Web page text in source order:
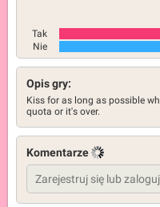
Tak
Nie
Opis gry:
Kiss for as long as possible
quota or it's over.
Komentarze